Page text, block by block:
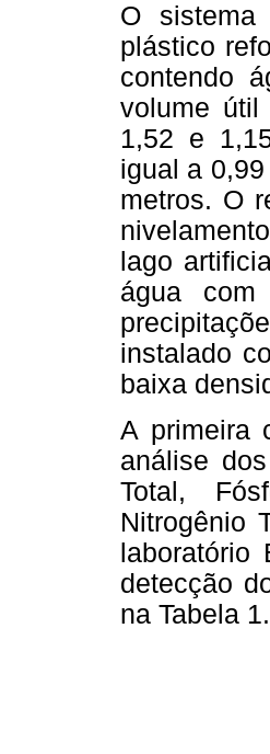
O
plástico
contendo
volume útil
1,52 e
igual a
metros. O
lago
água
instalado
baixa
A primeira
análise
Total,
Nitrogênio
laboratório
detecção
na Tabela 1.